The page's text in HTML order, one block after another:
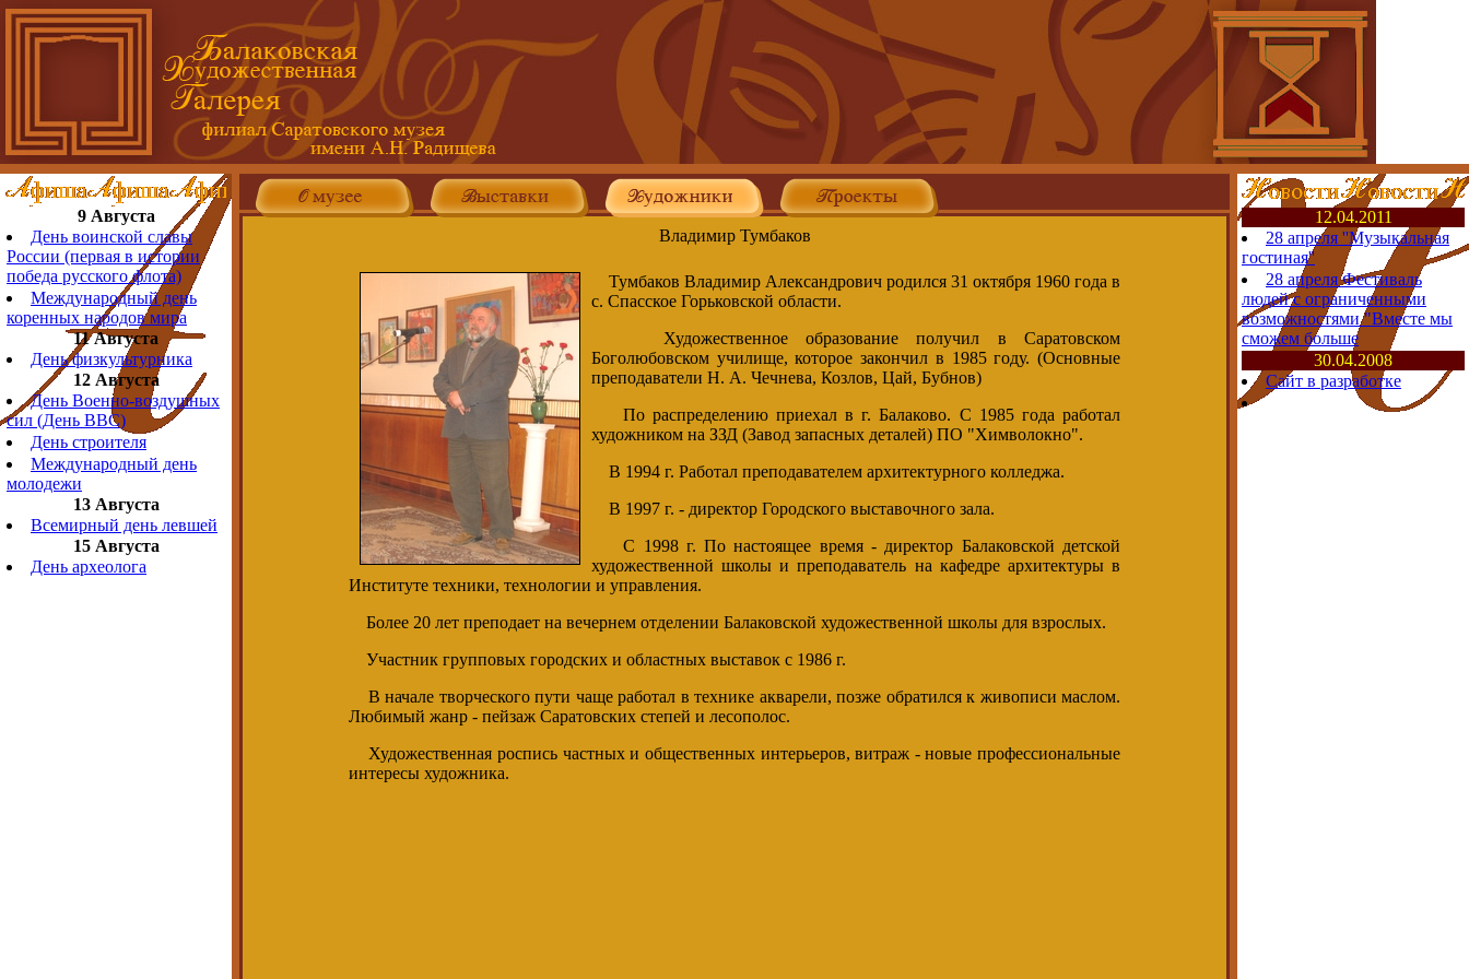
9 Августа
День воинской славы
России (первая в истории
победа русского флота)
Международный день
коренных народов мира
11 Августа
День физкультурника
12 Августа
День Военно-воздушных
сил (День ВВС)
День строителя
Международный день
молодежи
13 Августа
Всемирный день левшей
15 Августа
День археолога
Владимир Тумбаков
Тумбаков Владимир Александрович родился 31 октября 1960 года в
с. Спасское Горьковской области.
Художественное образование получил в Саратовском
Боголюбовском училище, которое закончил в 1985 году. (Основные
преподаватели Н. А. Чечнева, Козлов, Цай, Бубнов)
По распределению приехал в г. Балаково. С 1985 года работал
художником на ЗЗД (Завод запасных деталей) ПО "Химволокно".
В 1994 г. Работал преподавателем архитектурного колледжа.
В 1997 г. - директор Городского выставочного зала.
С 1998 г. По настоящее время - директор Балаковской детской
художественной школы и преподаватель на кафедре архитектуры в
Институте техники, технологии и управления.
Более 20 лет преподает на вечернем отделении Балаковской художественной школы для взрослых.
Участник групповых городских и областных выставок с 1986 г.
В начале творческого пути чаще работал в технике акварели, позже обратился к живописи маслом.
Любимый жанр - пейзаж Саратовских степей и лесополос.
Художественная роспись частных и общественных интерьеров, витраж - новые профессиональные
интересы художника.
12.04.2011
28 апреля ''Музыкальная
гостиная''
28 апреля Фестиваль
людей с ограниченными
возможностями "Вместе мы
сможем больше
30.04.2008
Сайт в разработке